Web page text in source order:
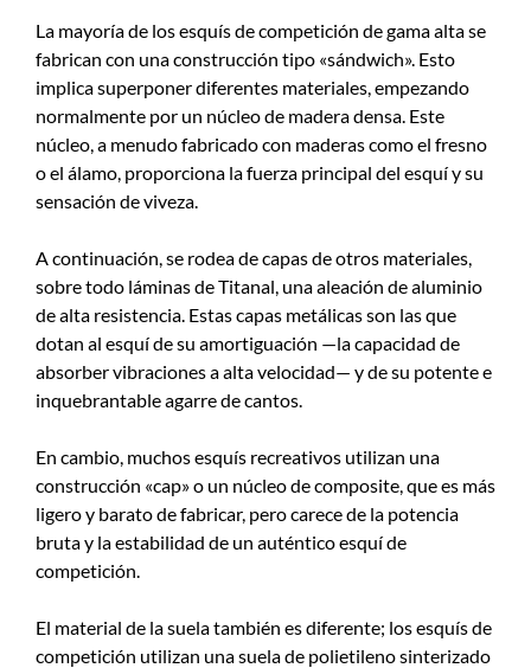
La mayoría de los esquís de competición de gama alta se
fabrican con una construcción tipo «sándwich». Esto
implica superponer diferentes materiales, empezando
normalmente por un núcleo de madera densa. Este
núcleo, a menudo fabricado con maderas como el fresno
o el álamo, proporciona la fuerza principal del esquí y su
sensación de viveza.
A continuación, se rodea de capas de otros materiales,
sobre todo láminas de Titanal, una aleación de aluminio
de alta resistencia. Estas capas metálicas son las que
dotan al esquí de su amortiguación —la capacidad de
absorber vibraciones a alta velocidad— y de su potente e
inquebrantable agarre de cantos.
En cambio, muchos esquís recreativos utilizan una
construcción «cap» o un núcleo de composite, que es más
ligero y barato de fabricar, pero carece de la potencia
bruta y la estabilidad de un auténtico esquí de
competición.
El material de la suela también es diferente; los esquís de
competición utilizan una suela de polietileno sinterizado